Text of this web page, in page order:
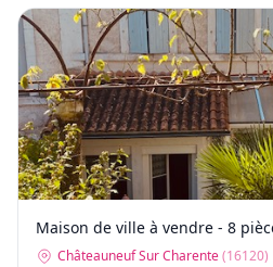
Maison de ville à vendre - 8
Châteauneuf Sur Charente(16120)